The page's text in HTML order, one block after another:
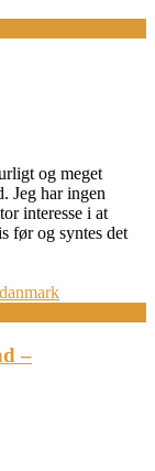
og meget
Jeg har ingen
interesse i at
før og syntes det
–